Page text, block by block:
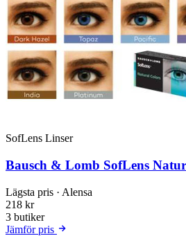
SofLens Linser
Bausch & Lomb SofLens
Lägsta pris · Alensa
218 kr
3 butiker
Jämför pris